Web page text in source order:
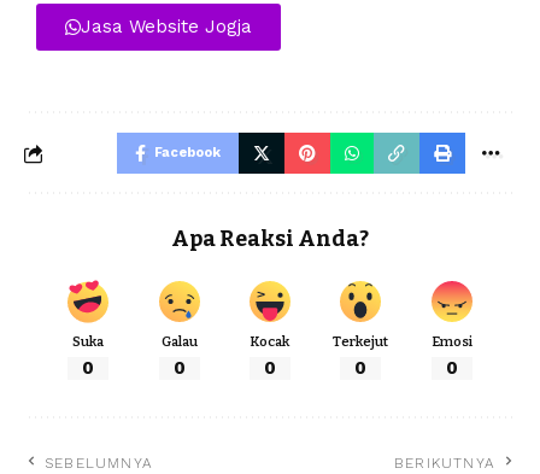
Jasa Website Jogja
Facebook
Apa Reaksi Anda?
Suka
0
Galau
0
Kocak
0
Terkejut
0
Emosi
0
SEBELUMNYA BERIKUTNYA